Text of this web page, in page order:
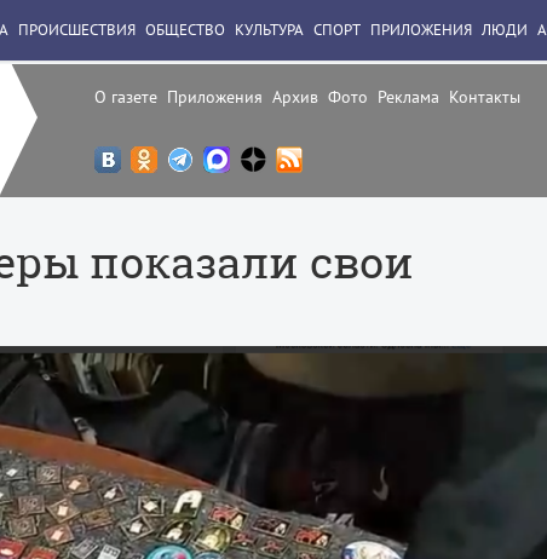
О газете Приложения Архив Фото Реклама Контакты
ПРОИСШЕСТВИЯ ОБЩЕСТВО КУЛЬТУРА СПОРТ ПРИЛОЖЕНИЯ ЛЮДИ
показали свои